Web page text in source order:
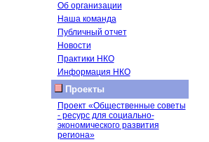
Об организации
Наша команда
Публичный отчет
Новости
Практики НКО
Информация НКО
Проекты
Проект «Общественные советы
- ресурс для социально-
экономического развития
региона»